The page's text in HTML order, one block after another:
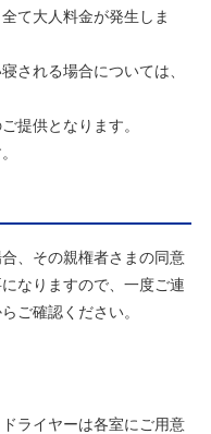
て大人料金が発生しま
される場合については、
提供となります。
、その親権者さまの同意
なりますので、一度ご連
ご確認ください。
ライヤーは各室にご用意